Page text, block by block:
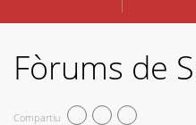
Fòrums de
Compartiu